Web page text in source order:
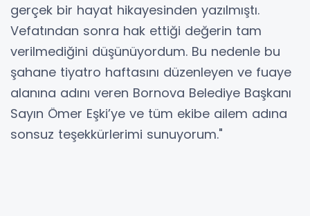
gerçek bir hayat hikayesinden yazılmıştı.
Vefatından sonra hak ettiği değerin tam
verilmediğini düşünüyordum. Bu nedenle bu
şahane tiyatro haftasını düzenleyen ve fuaye
alanına adını veren Bornova Belediye Başkanı
Sayın Ömer Eşki’ye ve tüm ekibe ailem adına
sonsuz teşekkürlerimi sunuyorum."